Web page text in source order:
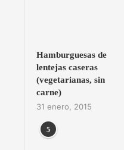
Hamburguesas de
lentejas caseras
(vegetarianas, sin
carne)
31 enero, 2015
5